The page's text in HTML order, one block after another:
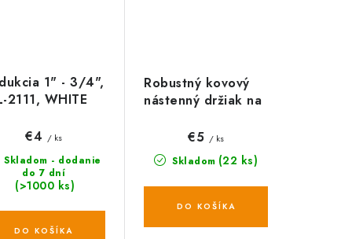
1" - 3/4",
2111, WHITE
Skladom - dodanie
do 7 dní
(>1000 ks)
€4 / ks
DO KOŠÍKA
Robustný kovový
nástenný držiak na
Skladom (22 ks)
€5 / ks
DO KOŠÍKA